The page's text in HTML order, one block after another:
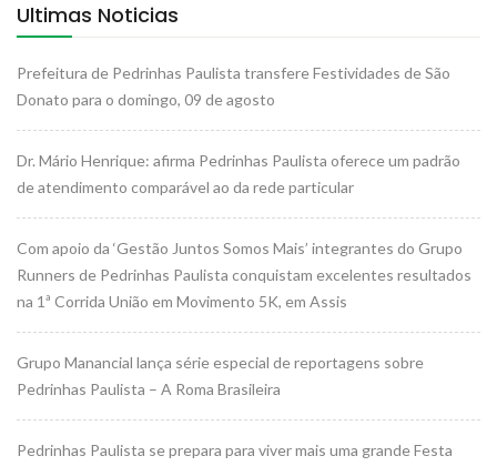
Ultimas Noticias
Prefeitura de Pedrinhas Paulista transfere Festividades de São
Donato para o domingo, 09 de agosto
Dr. Mário Henrique: afirma Pedrinhas Paulista oferece um padrão
de atendimento comparável ao da rede particular
Com apoio da ‘Gestão Juntos Somos Mais’ integrantes do Grupo
Runners de Pedrinhas Paulista conquistam excelentes resultados
na 1ª Corrida União em Movimento 5K, em Assis
Grupo Manancial lança série especial de reportagens sobre
Pedrinhas Paulista – A Roma Brasileira
Pedrinhas Paulista se prepara para viver mais uma grande Festa